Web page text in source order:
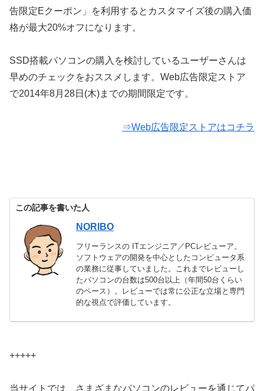
告限定Eクーポン」を利用するとカスタマイズ後の購入価
格が最大20%オフになります。
SSD搭載パソコンの購入を検討しているユーザーさんは
早めのチェックをおススメします。Web広告限定ストア
で2014年8月28日(木)までの期間限定です。
⇒Web広告限定ストアはコチラ
この記事を書いた人
NORIBO
フリーランスの ITエンジニア／PCレビューア。
ソフトウェアの開発を中心としたコンピュータ系
の業務に従事していました。これまでレビューし
たパソコンの台数は500台以上（年間50台くらい
のペース）。レビューでは常に公正な立場と専門
的な視点で評価しています。
+++++
当サイトでは、さまざまなパソコンのレビューを通じてパ